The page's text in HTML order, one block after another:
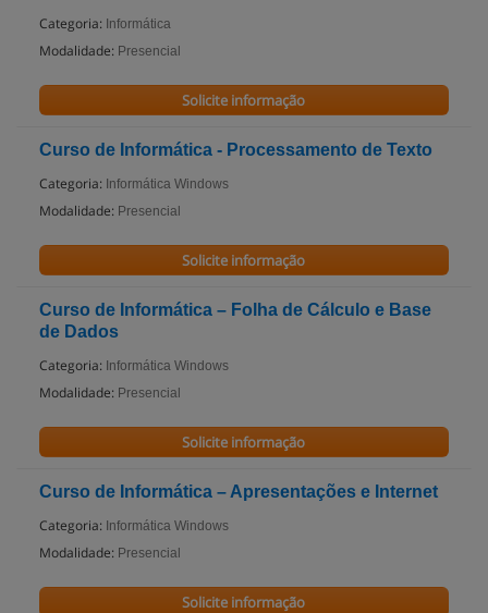
Categoria: Informática
Modalidade: Presencial
Solicite informação
Curso de Informática - Processamento de Texto
Categoria: Informática Windows
Modalidade: Presencial
Solicite informação
Curso de Informática – Folha de Cálculo e Base
de Dados
Categoria: Informática Windows
Modalidade: Presencial
Solicite informação
Curso de Informática – Apresentações e Internet
Categoria: Informática Windows
Modalidade: Presencial
Solicite informação